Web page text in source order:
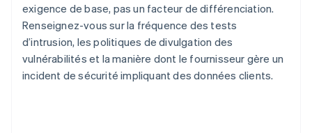
exigence de base, pas un facteur de différenciation.
Renseignez-vous sur la fréquence des tests
d’intrusion, les politiques de divulgation des
vulnérabilités et la manière dont le fournisseur gère un
incident de sécurité impliquant des données clients.